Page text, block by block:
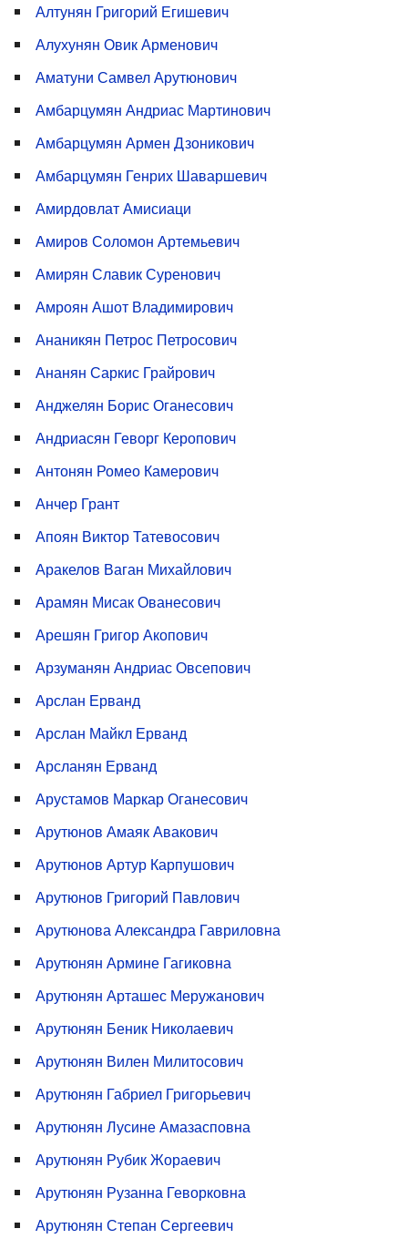
Алтунян Григорий Егишевич
Алухунян Овик Арменович
Аматуни Самвел Арутюнович
Амбарцумян Андриас Мартинович
Амбарцумян Армен Дзоникович
Амбарцумян Генрих Шаваршевич
Амирдовлат Амисиаци
Амиров Соломон Артемьевич
Амирян Славик Суренович
Амроян Ашот Владимирович
Ананикян Петрос Петросович
Ананян Саркис Грайрович
Анджелян Борис Оганесович
Андриасян Геворг Керопович
Антонян Ромео Камерович
Анчер Грант
Апоян Виктор Татевосович
Аракелов Ваган Михайлович
Арамян Мисак Ованесович
Арешян Григор Акопович
Арзуманян Андриас Овсепович
Арслан Ерванд
Арслан Майкл Ерванд
Арсланян Ерванд
Арустамов Маркар Оганесович
Арутюнов Амаяк Авакович
Арутюнов Артур Карпушович
Арутюнов Григорий Павлович
Арутюнова Александра Гавриловна
Арутюнян Армине Гагиковна
Арутюнян Арташес Меружанович
Арутюнян Беник Николаевич
Арутюнян Вилен Милитосович
Арутюнян Габриел Григорьевич
Арутюнян Лусине Амазасповна
Арутюнян Рубик Жораевич
Арутюнян Рузанна Геворковна
Арутюнян Степан Сергеевич